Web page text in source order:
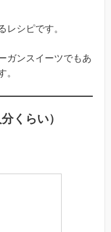
レシピです。
ガンスイーツでもあ
。
くらい）